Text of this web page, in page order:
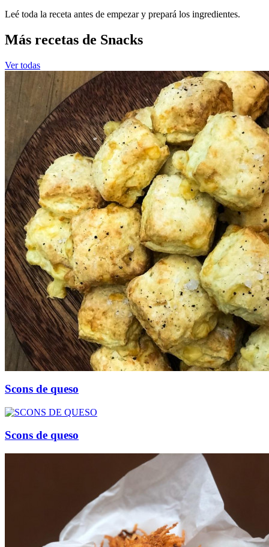
Leé toda la receta antes de empezar y prepará los ingredientes.
Más recetas de Snacks
Ver todas
Scons de queso
Scons de queso